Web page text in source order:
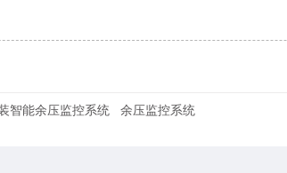
智能余压监控系统 余压监控系统